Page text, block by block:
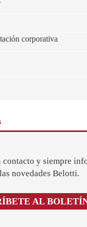
corporativa
contacto y siempre
novedades Belotti.
AL